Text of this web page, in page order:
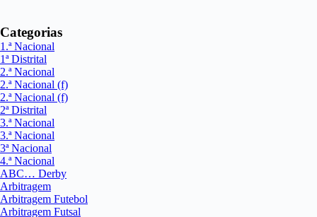
Categorias
1.ª Nacional
1ª Distrital
2.ª Nacional
2.ª Nacional (f)
2.ª Nacional (f)
2ª Distrital
3.ª Nacional
3.ª Nacional
3ª Nacional
4.ª Nacional
ABC… Derby
Arbitragem
Arbitragem Futebol
Arbitragem Futsal